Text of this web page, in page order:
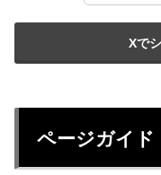
Xで
ページガイド